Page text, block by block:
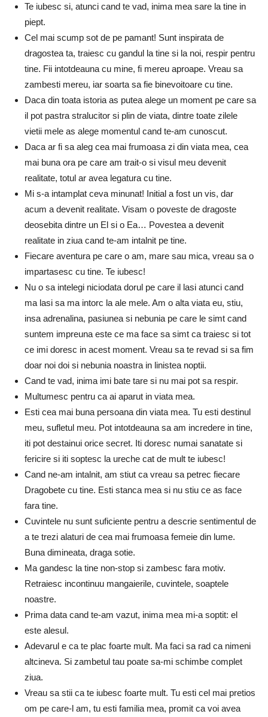
Te iubesc si, atunci cand te vad, inima mea sare la tine in
piept.
Cel mai scump sot de pe pamant! Sunt inspirata de
dragostea ta, traiesc cu gandul la tine si la noi, respir pentru
tine. Fii intotdeauna cu mine, fi mereu aproape. Vreau sa
zambesti mereu, iar soarta sa fie binevoitoare cu tine.
Daca din toata istoria as putea alege un moment pe care sa
il pot pastra stralucitor si plin de viata, dintre toate zilele
vietii mele as alege momentul cand te-am cunoscut.
Daca ar fi sa aleg cea mai frumoasa zi din viata mea, cea
mai buna ora pe care am trait-o si visul meu devenit
realitate, totul ar avea legatura cu tine.
Mi s-a intamplat ceva minunat! Initial a fost un vis, dar
acum a devenit realitate. Visam o poveste de dragoste
deosebita dintre un El si o Ea… Povestea a devenit
realitate in ziua cand te-am intalnit pe tine.
Fiecare aventura pe care o am, mare sau mica, vreau sa o
impartasesc cu tine. Te iubesc!
Nu o sa intelegi niciodata dorul pe care il lasi atunci cand
ma lasi sa ma intorc la ale mele. Am o alta viata eu, stiu,
insa adrenalina, pasiunea si nebunia pe care le simt cand
suntem impreuna este ce ma face sa simt ca traiesc si tot
ce imi doresc in acest moment. Vreau sa te revad si sa fim
doar noi doi si nebunia noastra in linistea noptii.
Cand te vad, inima imi bate tare si nu mai pot sa respir.
Multumesc pentru ca ai aparut in viata mea.
Esti cea mai buna persoana din viata mea. Tu esti destinul
meu, sufletul meu. Pot intotdeauna sa am incredere in tine,
iti pot destainui orice secret. Iti doresc numai sanatate si
fericire si iti soptesc la ureche cat de mult te iubesc!
Cand ne-am intalnit, am stiut ca vreau sa petrec fiecare
Dragobete cu tine. Esti stanca mea si nu stiu ce as face
fara tine.
Cuvintele nu sunt suficiente pentru a descrie sentimentul de
a te trezi alaturi de cea mai frumoasa femeie din lume.
Buna dimineata, draga sotie.
Ma gandesc la tine non-stop si zambesc fara motiv.
Retraiesc incontinuu mangaierile, cuvintele, soaptele
noastre.
Prima data cand te-am vazut, inima mea mi-a soptit: el
este alesul.
Adevarul e ca te plac foarte mult. Ma faci sa rad ca nimeni
altcineva. Si zambetul tau poate sa-mi schimbe complet
ziua.
Vreau sa stii ca te iubesc foarte mult. Tu esti cel mai pretios
om pe care-l am, tu esti familia mea, promit ca voi avea